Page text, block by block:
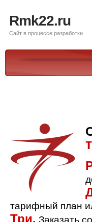
Rmk22.ru
Сайт в процессе разработки
тарифный план
Три. Заказать